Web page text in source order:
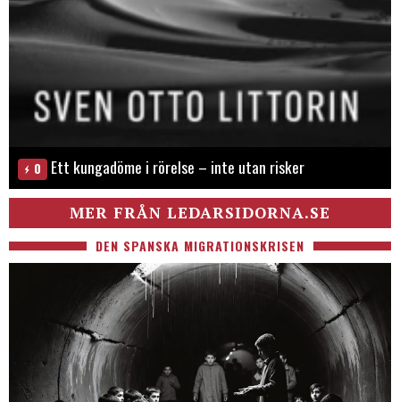
0 Ett kungadöme i rörelse – inte utan risker
MER FRÅN LEDARSIDORNA.SE
DEN SPANSKA MIGRATIONSKRISEN